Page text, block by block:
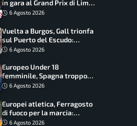
in gara al Grand Prix di Lima:
17 azzurri convocati
6 Agosto 2026
Vuelta a Burgos, Gall trionfa
sul Puerto del Escudo:
Ciccone secondo e nuova
6 Agosto 2026
Europeo Under 18
femminile, Spagna troppo
forte: Italia battuta 95-41,
6 Agosto 2026
Europei atletica, Ferragosto
di fuoco per la marcia:
Palmisano, Stano e
6 Agosto 2026